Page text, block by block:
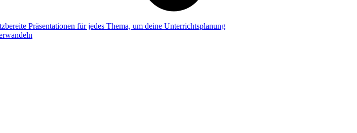
Präsentationen für jedes Thema, um deine Unterrichtsplanung